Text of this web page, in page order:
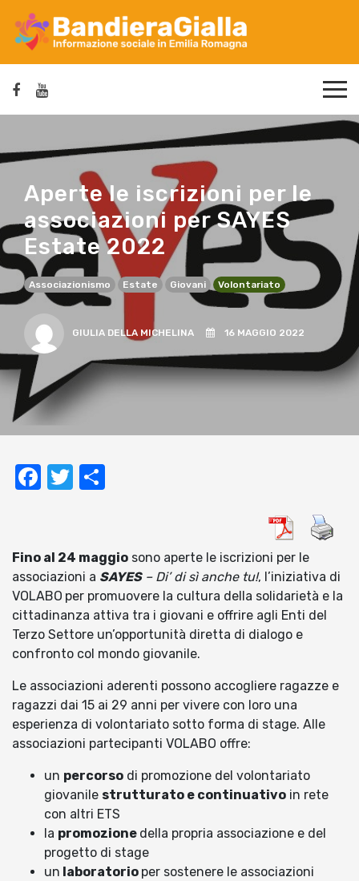
Aperte le iscrizioni per le
associazioni per SAYES
Estate 2022
Associazionismo Estate Giovani Volontariato
GIULIA DELLA MICHELINA 16 MAGGIO 2022
Facebook
Twitter
Fino al 24 maggio sono aperte le iscrizioni per le
associazioni a SAYES– Di’ di sì anche tu!, l’iniziativa di
VOLABO per promuovere la cultura della solidarietà e la
cittadinanza attiva tra i giovani e offrire agli Enti del
Terzo Settore un’opportunità diretta di dialogo e
confronto col mondo giovanile.
Le associazioni aderenti possono accogliere ragazze e
ragazzi dai 15 ai 29 anni per vivere con loro una
esperienza di volontariato sotto forma di stage. Alle
associazioni partecipanti VOLABO offre:
un percorso di promozione del volontariato
giovanile strutturato e continuativo in rete
con altri ETS
la promozione della propria associazione e del
progetto di stage
un laboratorio per sostenere le associazioni